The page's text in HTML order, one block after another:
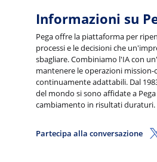
Informazioni su
Pega offre la piattaforma per
processi e le decisioni che
sbagliare. Combiniamo l'IA con
mantenere le operazioni mission-
continuamente adattabili. Dal
del mondo si sono affidate a
cambiamento in risultati duraturi.
Partecipa alla conversazione